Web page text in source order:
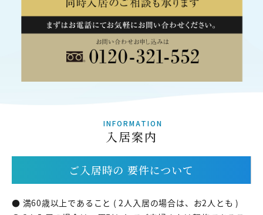
INFORMATION
入居案内
ご入居時の 要件について
● 満60歳以上であること ( 2人入居の場合は、お2人とも )